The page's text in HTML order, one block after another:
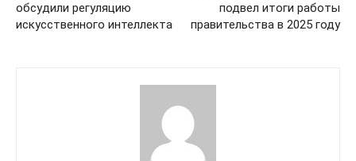
обсудили регуляцию
искусственного интеллекта
подвел итоги работы
правительства в 2025 году